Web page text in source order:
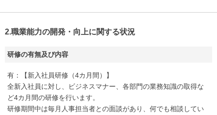
2.職業能力の開発・向上に関する状況
研修の有無及び内容
有：【新入社員研修（4カ月間）】
全新入社員に対し、ビジネスマナー、各部門の業務知識の取得な
ど4カ月間の研修を行います。
研修期間中は毎月人事担当者との面談があり、何でも相談してい